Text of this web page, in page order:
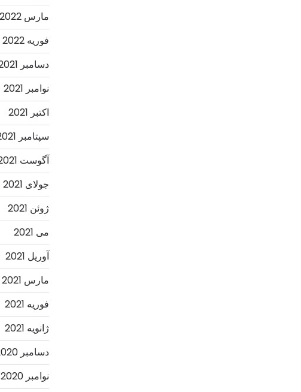
مارس 2022
فوریه 2022
دسامبر 2021
نوامبر 2021
اکتبر 2021
سپتامبر 2021
آگوست 2021
جولای 2021
ژوئن 2021
می 2021
آوریل 2021
مارس 2021
فوریه 2021
ژانویه 2021
دسامبر 2020
نوامبر 2020